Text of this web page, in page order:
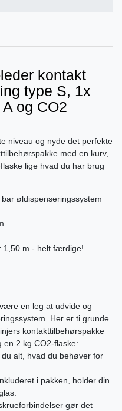
kontakt
type S, 1x
og CO2
niveau og nyde det perfekte
med en kurv,
lige hvad du har brug
øldispenseringssystem
1,50 m - helt færdige!
en leg at udvide og
Her er ti grunde
kontakttilbehørspakke
en 2 kg CO2-flaske:
alt, hvad du behøver for
i pakken, holder din
gør det